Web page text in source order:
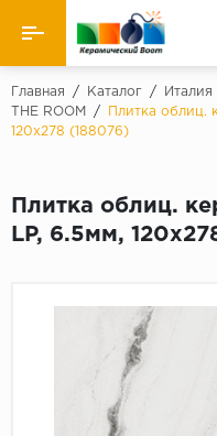
Назад
Производители
Керамогранит
Искусственный камень
Главная / Каталог / Италия
THE ROOM
/
Плитка облиц.
120x278 (188076)
Плитка облиц.
LP, 6.5мм,